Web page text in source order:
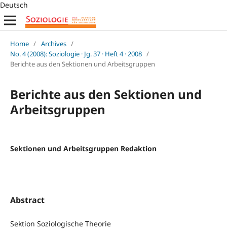
Deutsch
Home / Archives /
No. 4 (2008): Soziologie · Jg. 37 · Heft 4 · 2008 /
Berichte aus den Sektionen und Arbeitsgruppen
Berichte aus den Sektionen und
Arbeitsgruppen
Sektionen und Arbeitsgruppen Redaktion
Abstract
Sektion Soziologische Theorie